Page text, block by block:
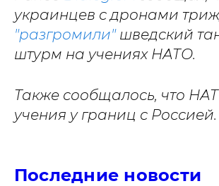
украинцев с дронами
"разгромили"шведский
штурм на учениях НАТО.
Также сообщалось, что
учения у границ с Россией.
Последние новости